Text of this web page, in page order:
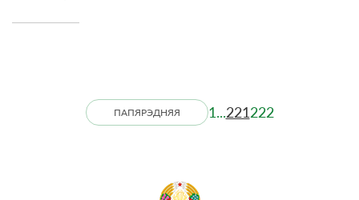
ПАПЯРЭДНЯЯ 1...221222